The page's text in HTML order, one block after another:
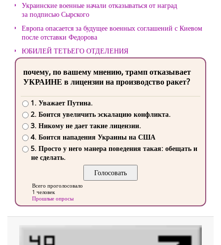
Украинские военные начали отказываться от наград
за подписью Сырского
Европа опасается за будущее военных соглашений с Киевом
после отставки Федорова
ЮБИЛЕЙ ТЕТЬЕГО ОТДЕЛЕНИЯ
почему, по вашему мнению, трамп отказывает
УКРАИНЕ в лицензии на производство ракет?
1. Уважает Путина.
2. Боится увеличить эскалацию конфликта.
3. Никому не дает такие лицензии.
4. Боится нападения Украины на США
5. Просто у него манера поведения такая: обещать и
не сделать.
Всего проголосовало
1 человек
Прошлые опросы